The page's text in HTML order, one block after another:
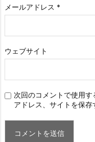
メールアドレス *
ウェブサイト
次回のコメントで使用
アドレス、サイトを保存